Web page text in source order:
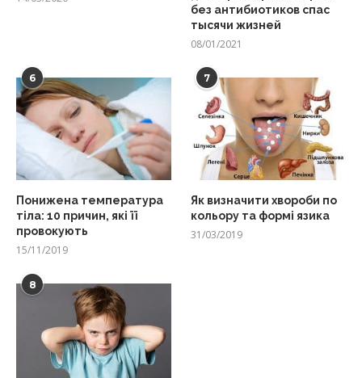
без антибиотиков спас
тысячи жизней
08/01/2021
6
Понижена температура
тіла: 10 причин, які її
провокують
15/11/2019
7
Як визначити хвороби по
кольору та формі язика
31/03/2019
8